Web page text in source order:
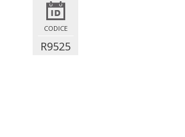
CODICE
R9525